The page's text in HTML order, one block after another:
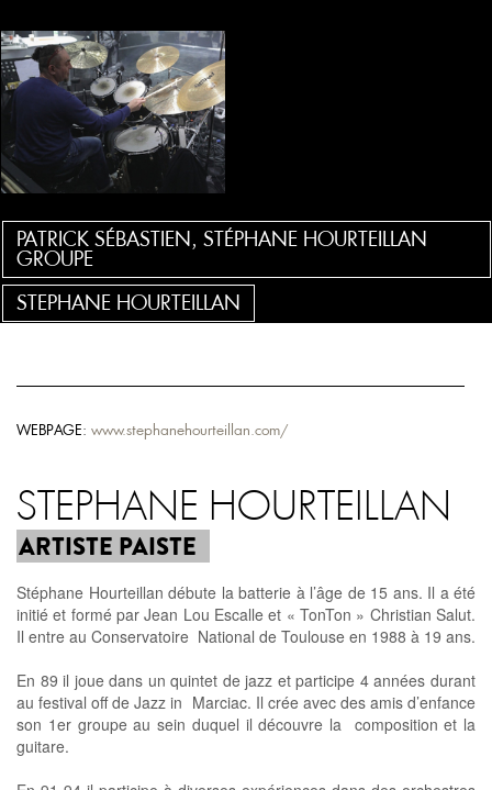
PATRICK SÉBASTIEN, STÉPHANE HOURTEILLAN
GROUPE
STEPHANE HOURTEILLAN
WEBPAGE: www.stephanehourteillan.com/
STEPHANE HOURTEILLAN
ARTISTE PAISTE
Stéphane Hourteillan débute la batterie à l’âge de 15 ans. Il a été
initié et formé par Jean Lou Escalle et « TonTon » Christian Salut.
Il entre au Conservatoire National de Toulouse en 1988 à 19 ans.
En 89 il joue dans un quintet de jazz et participe 4 années durant
au festival off de Jazz in Marciac. Il crée avec des amis d’enfance
son 1er groupe au sein duquel il découvre la composition et la
guitare.